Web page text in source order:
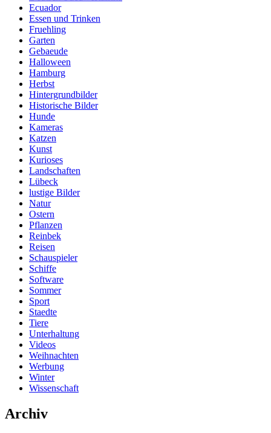
Ecuador
Essen und Trinken
Fruehling
Garten
Gebaeude
Halloween
Hamburg
Herbst
Hintergrundbilder
Historische Bilder
Hunde
Kameras
Katzen
Kunst
Kurioses
Landschaften
Lübeck
lustige Bilder
Natur
Ostern
Pflanzen
Reinbek
Reisen
Schauspieler
Schiffe
Software
Sommer
Sport
Staedte
Tiere
Unterhaltung
Videos
Weihnachten
Werbung
Winter
Wissenschaft
Archiv